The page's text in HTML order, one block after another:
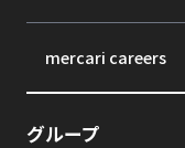
mercari careers
グループ